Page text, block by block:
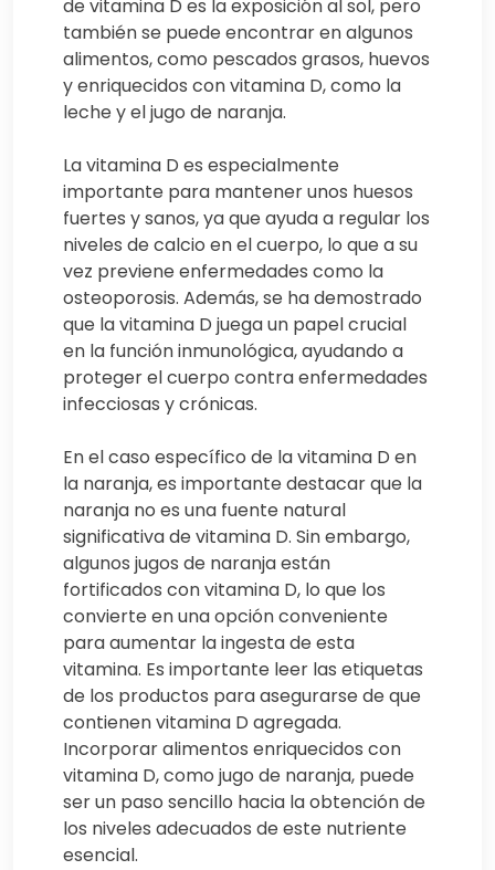
de vitamina D es la exposición al sol, pero
también se puede encontrar en algunos
alimentos, como pescados grasos, huevos
y enriquecidos con vitamina D, como la
leche y el jugo de naranja.
La vitamina D es especialmente
importante para mantener unos huesos
fuertes y sanos, ya que ayuda a regular los
niveles de calcio en el cuerpo, lo que a su
vez previene enfermedades como la
osteoporosis. Además, se ha demostrado
que la vitamina D juega un papel crucial
en la función inmunológica, ayudando a
proteger el cuerpo contra enfermedades
infecciosas y crónicas.
En el caso específico de la vitamina D en
la naranja, es importante destacar que la
naranja no es una fuente natural
significativa de vitamina D. Sin embargo,
algunos jugos de naranja están
fortificados con vitamina D, lo que los
convierte en una opción conveniente
para aumentar la ingesta de esta
vitamina. Es importante leer las etiquetas
de los productos para asegurarse de que
contienen vitamina D agregada.
Incorporar alimentos enriquecidos con
vitamina D, como jugo de naranja, puede
ser un paso sencillo hacia la obtención de
los niveles adecuados de este nutriente
esencial.